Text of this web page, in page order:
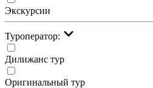
Экскурсии
Туроператор:
Дилижанс тур
Оригинальный тур